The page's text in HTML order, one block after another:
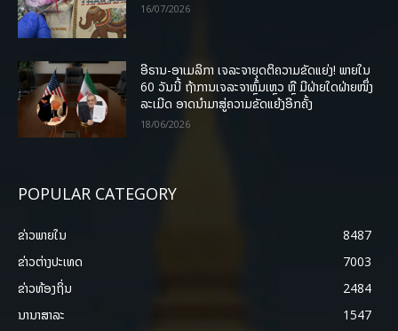
16/07/2026
ອີຣານ-ອາເມລິກາ ເຈລະຈາຍຸດຕິຄວາມຂັດແຍ່ງ! ພາຍໃນ
60 ວັນນີ້ ຖ້າການເຈລະຈາຫຼົ້ມເຫຼວ ຫຼື ມີຝ່າຍໃດຝ່າຍໜຶ່ງ
ລະເມີດ ອາດນໍາມາສູ່ຄວາມຂັດແຍ້ງອີກຄັ້ງ
18/06/2026
POPULAR CATEGORY
ຂ່າວພາຍ​ໃນ
8487
ຂ່າວຕ່າງປະເທດ
7003
ຂ່າວທ້ອງຖິ່ນ
2484
ນານາສາລະ
1547